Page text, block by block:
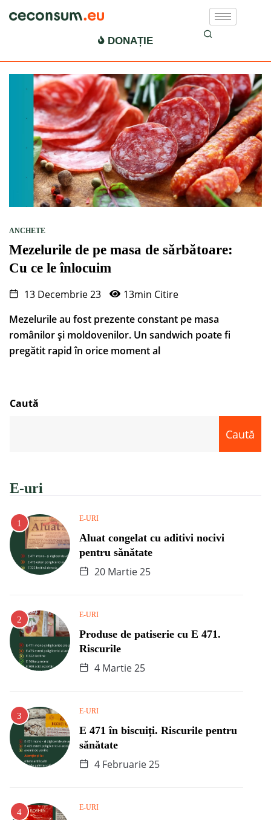
masa de sarbatoare
DONAȚIE
ANCHETE
Mezelurile de pe masa de sărbătoare:
Cu ce le înlocuim
13 Decembrie 23
13min Citire
Mezelurile au fost prezente constant pe masa
românilor și moldovenilor. Un sandwich poate fi
pregătit rapid în orice moment al
Caută
Caută
E-uri
E-URI
Aluat congelat cu aditivi nocivi
pentru sănătate
20 Martie 25
E-URI
Produse de patiserie cu E 471.
Riscurile
4 Martie 25
E-URI
E 471 în biscuiți. Riscurile pentru
sănătate
4 Februarie 25
E-URI